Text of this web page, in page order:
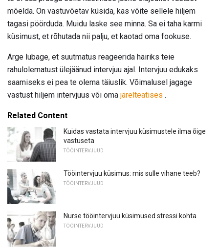
mõelda. On vastuvõetav küsida, kas võite sellele hiljem
tagasi pöörduda. Muidu laske see minna. Sa ei taha karmi
küsimust, et rõhutada nii palju, et kaotad oma fookuse.
Ärge lubage, et suutmatus reageerida häiriks teie
rahulolematust ülejäänud intervjuu ajal. Intervjuu edukaks
saamiseks ei pea te olema täiuslik. Võimalusel jagage
vastust hiljem intervjuus või oma järelteatises .
Related Content
Kuidas vastata intervjuu küsimustele ilma õige
vastuseta
TÖÖINTERVJUUD
Tööintervjuu küsimus: mis sulle vihane teeb?
TÖÖINTERVJUUD
Nurse tööintervjuu küsimused stressi kohta
TÖÖINTERVJUUD